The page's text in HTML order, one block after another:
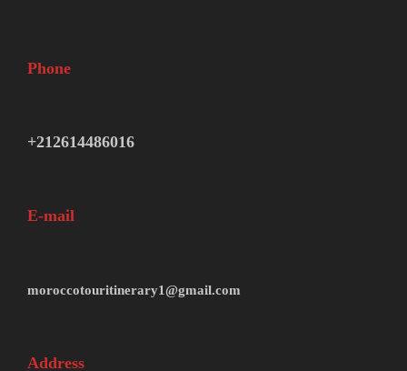
Phone
+212614486016
E-mail
moroccotouritinerary1@gmail.com
Address